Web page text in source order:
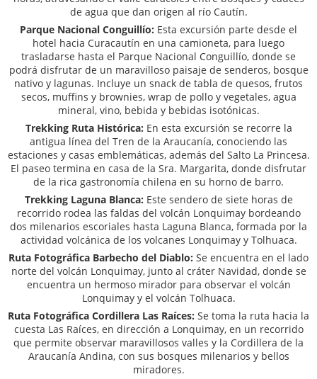
de agua que dan origen al río Cautín.
Parque Nacional Conguillío: Esta excursión parte desde el
hotel hacia Curacautín en una camioneta, para luego
trasladarse hasta el Parque Nacional Conguillío, donde se
podrá disfrutar de un maravilloso paisaje de senderos, bosque
nativo y lagunas. Incluye un snack de tabla de quesos, frutos
secos, muffins y brownies, wrap de pollo y vegetales, agua
mineral, vino, bebida y bebidas isotónicas.
Trekking Ruta Histórica: En esta excursión se recorre la
antigua línea del Tren de la Araucanía, conociendo las
estaciones y casas emblemáticas, además del Salto La Princesa.
El paseo termina en casa de la Sra. Margarita, donde disfrutar
de la rica gastronomía chilena en su horno de barro.
Trekking Laguna Blanca: Este sendero de siete horas de
recorrido rodea las faldas del volcán Lonquimay bordeando
dos milenarios escoriales hasta Laguna Blanca, formada por la
actividad volcánica de los volcanes Lonquimay y Tolhuaca.
Ruta Fotográfica Barbecho del Diablo: Se encuentra en el lado
norte del volcán Lonquimay, junto al cráter Navidad, donde se
encuentra un hermoso mirador para observar el volcán
Lonquimay y el volcán Tolhuaca.
Ruta Fotográfica Cordillera Las Raíces: Se toma la ruta hacia la
cuesta Las Raíces, en dirección a Lonquimay, en un recorrido
que permite observar maravillosos valles y la Cordillera de la
Araucanía Andina, con sus bosques milenarios y bellos
miradores.